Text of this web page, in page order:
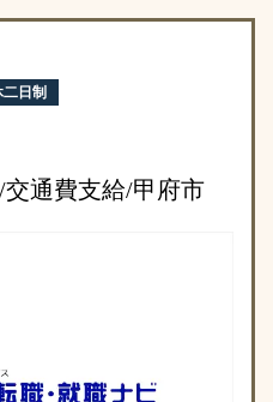
日制
通費支給/甲府市